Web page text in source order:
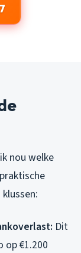
nou welke
Dit
op €1.200